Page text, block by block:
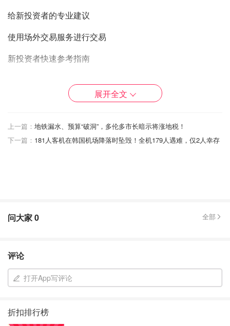
给新投资者的专业建议
使用场外交易服务进行交易
新投资者快速参考指南
加拿大加密货币法规概述
法规对 XRP 和 Ripple 的影响
加密货币立法的未来
面对加密货币的波动，无论你是渴望交易、在交易过程中遇
到困难，还是担心成为骗局的受害者，hibit.com 的线下
OTC 服务都可以根据你的个人需求提供面对面的解决方
询，还为那些希望参与交易但觉得学习操作技能（例如如何
创建钱包）过于繁琐的人提供线下代理交易服务。hibit.com
展开全文
上一篇： 地铁漏水、预算“破洞”，多伦多市长暗示将涨地税！
下一篇： 181人客机在韩国机场降落时坠毁！全机179人遇难，仅2人幸存
问大家0 全部
评论
打开App写评论
折扣排行榜